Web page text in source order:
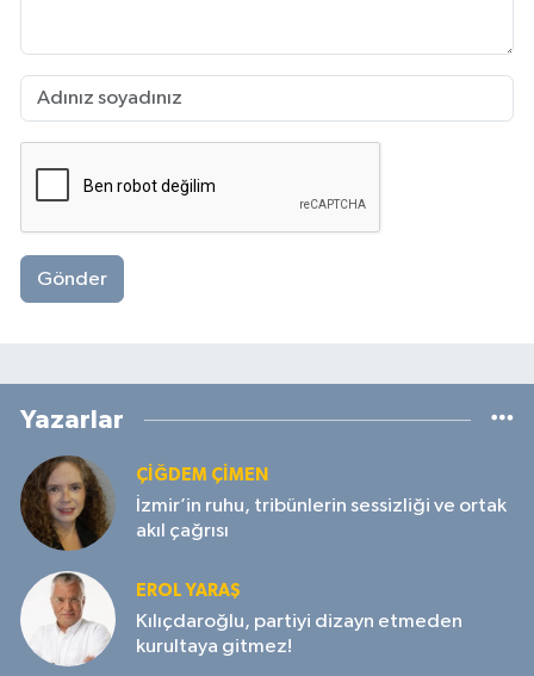
Gönder
Yazarlar
ÇIĞDEM ÇIMEN
İzmir’in ruhu, tribünlerin sessizliği ve ortak
akıl çağrısı
EROL YARAŞ
Kılıçdaroğlu, partiyi dizayn etmeden
kurultaya gitmez!